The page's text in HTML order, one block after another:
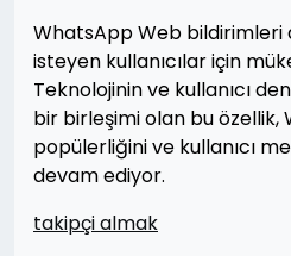
WhatsApp Web bildirimleri
isteyen kullanıcılar için
Teknolojinin ve kullanıcı
bir birleşimi olan bu özellik,
popülerliğini ve kullanıcı
devam ediyor.
takipçi almak